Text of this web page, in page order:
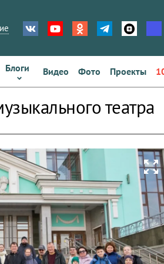
Блоги Видео Фото Проекты
театра
zoom_out_map